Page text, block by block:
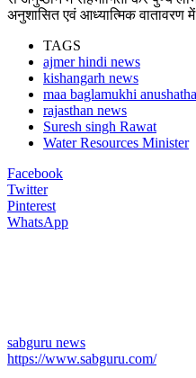
अनुशासित एवं आध्यात्मिक वातावरण
TAGS
ajmer hindi news
kishangarh news
maa baglamukhi
rajasthan news
Suresh singh Rawat
Water Resources Minister
Facebook
Twitter
Pinterest
WhatsApp
sabguru news
https://www.sabguru.com/